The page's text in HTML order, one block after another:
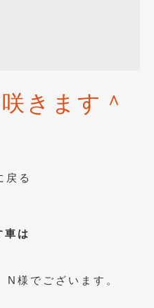
きます＾
戻る
車は
様でございます。